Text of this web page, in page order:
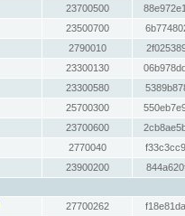
23700500
23500700
2790010
23300130
23300580
25700300
23700600
2770040
23900200
27700262